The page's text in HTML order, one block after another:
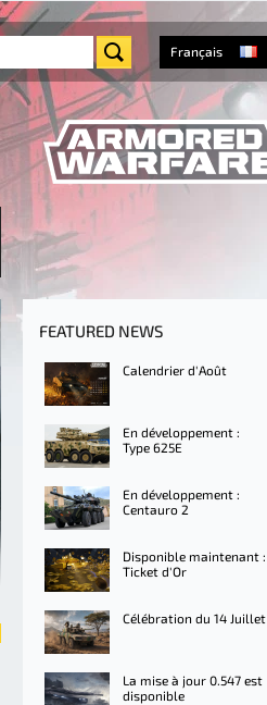
Français
FEATURED NEWS
Calendrier d'Août
En développement :
Type 625E
En développement :
Centauro 2
Disponible maintenant :
Ticket d'Or
Célébration du 14 Juillet
La mise à jour 0.547 est
disponible